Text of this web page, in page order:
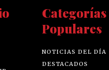
Categorías
Populares
NOTICIAS DEL DÍA
DESTACADOS